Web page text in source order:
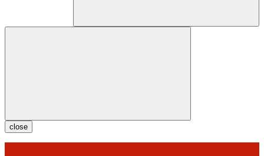
close